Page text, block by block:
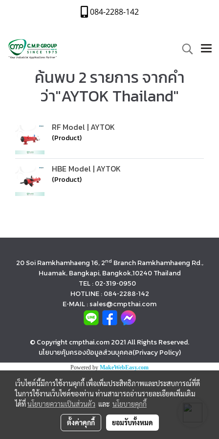
084-2288-142
ค้นพบ 2 รายการ จากคำ
ว่า"AYTOK Thailand"
RF Model | AYTOK
(Product)
HBE Model | AYTOK
(Product)
20 Soi Ramkhamhaeng 16, 2nd Branch Ramkhamhaeng Rd.,
Huamak, Bangkapi, Bangkok,10240 Thailand
TEL : 02-319-0950
HOTLINE : 084-2288-142
E-MAIL : sales@cmpthai.com
© Copyright cmpthai.com 2021 All Rights Reserved.
นโยบายคุ้มครองข้อมูลส่วนบุคคล(Privacy Policy)
Powered by MakeWebEasy.com
เว็บไซต์นี้มีการใช้งานคุกกี้ เพื่อเพิ่มประสิทธิภาพและประสบการณ์ที่ดี
ในการใช้งานเว็บไซต์ของท่าน ท่านสามารถอ่านรายละเอียดเพิ่มเติม
ได้ที่นโยบายความเป็นส่วนตัว และ นโยบายคุกกี้
ตั้งค่าคุกกี้ ยอมรับทั้งหมด